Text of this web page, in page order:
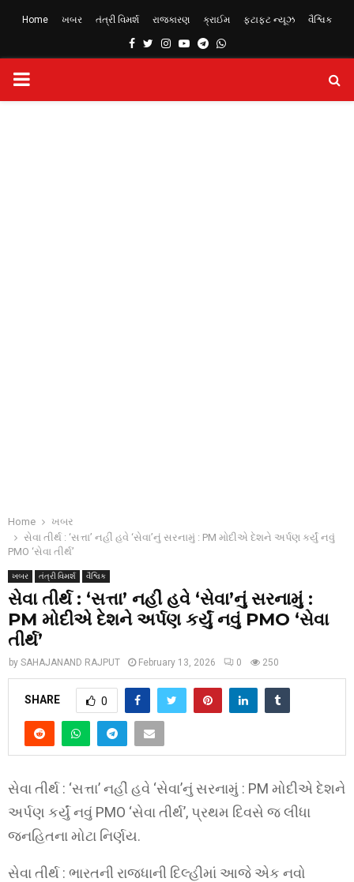
Home ખબર તંત્રી વિમર્શ રાજકારણ ક્રાઈમ ફટાફટ ન્યૂઝ વૈશ્વિક
Facebook
TwitterInstagram
YoutubeTelegram
Whatsapp
PRIMARY
Home
ખબર
સેવા તીર્થ : ‘સત્તા’ નહીં હવે ‘સેવા’નું સરનામું : PM મોદીએ દેશને અર્પણ કર્યું નવું
PMO ‘સેવા તીર્થ’
ખબર તંત્રી વિમર્શ વૈશ્વિક
સેવા તીર્થ : ‘સત્તા’ નહીં હવે ‘સેવા’નું સરનામું :
PM મોદીએ દેશને અર્પણ કર્યું નવું PMO ‘સેવા
તીર્થ’
by SAHAJANAND RAJPUT February 13, 2026 0 250
SHARE 0
સેવા તીર્થ : ‘સત્તા’ નહીં હવે ‘સેવા’નું સરનામું : PM મોદીએ દેશને
અર્પણ કર્યું નવું PMO ‘સેવા તીર્થ’, પ્રથમ દિવસે જ લીધા
જનહિતના મોટા નિર્ણય.
સેવા તીર્થ : ભારતની રાજધાની દિલ્હીમાં આજે એક નવો